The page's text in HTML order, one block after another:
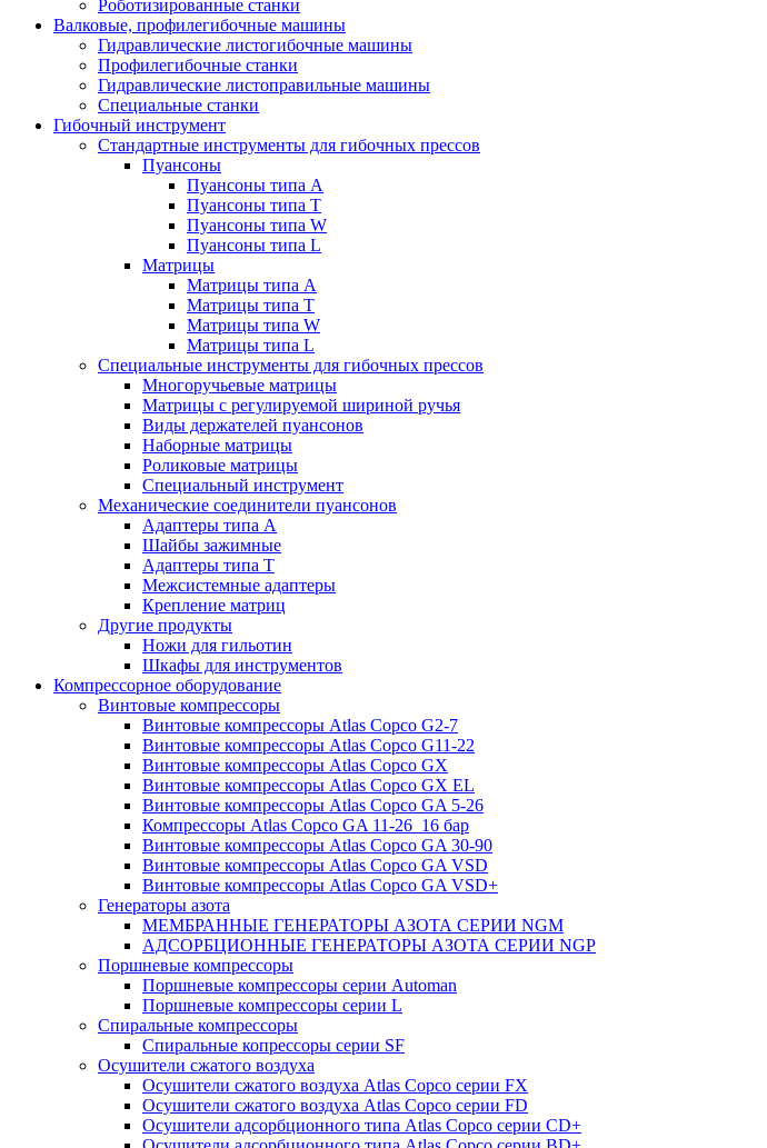
Роботизированные станки
Валковые, профилегибочные машины
Гидравлические листогибочные машины
Профилегибочные станки
Гидравлические листоправильные машины
Специальные станки
Гибочный инструмент
Стандартные инструменты для гибочных прессов
Пуансоны
Пуансоны типа A
Пуансоны типа T
Пуансоны типа W
Пуансоны типа L
Матрицы
Матрицы типа A
Матрицы типа T
Матрицы типа W
Матрицы типа L
Специальные инструменты для гибочных прессов
Многоручьевые матрицы
Матрицы с регулируемой шириной ручья
Виды держателей пуансонов
Наборные матрицы
Роликовые матрицы
Специальный инструмент
Механические соединители пуансонов
Адаптеры типа A
Шайбы зажимные
Адаптеры типа T
Межсистемные адаптеры
Крепление матриц
Другие продукты
Ножи для гильотин
Шкафы для инструментов
Компрессорное оборудование
Винтовые компрессоры
Винтовые компрессоры Atlas Copco G2-7
Винтовые компрессоры Atlas Copco G11-22
Винтовые компрессоры Atlas Copco GX
Винтовые компрессоры Atlas Copco GX EL
Винтовые компрессоры Atlas Copco GA 5-26
Компрессоры Atlas Copco GA 11-26_16 бар
Винтовые компрессоры Atlas Copco GA 30-90
Винтовые компрессоры Atlas Copco GA VSD
Винтовые компрессоры Atlas Copco GA VSD+
Генераторы азота
МЕМБРАННЫЕ ГЕНЕРАТОРЫ АЗОТА СЕРИИ NGM
АДСОРБЦИОННЫЕ ГЕНЕРАТОРЫ АЗОТА СЕРИИ NGP
Поршневые компрессоры
Поршневые компрессоры серии Automan
Поршневые компрессоры серии L
Спиральные компрессоры
Спиральные копрессоры серии SF
Осушители сжатого воздуха
Осушители сжатого воздуха Atlas Copco серии FX
Осушители сжатого воздуха Atlas Copco серии FD
Осушители адсорбционного типа Atlas Copco серии СD+